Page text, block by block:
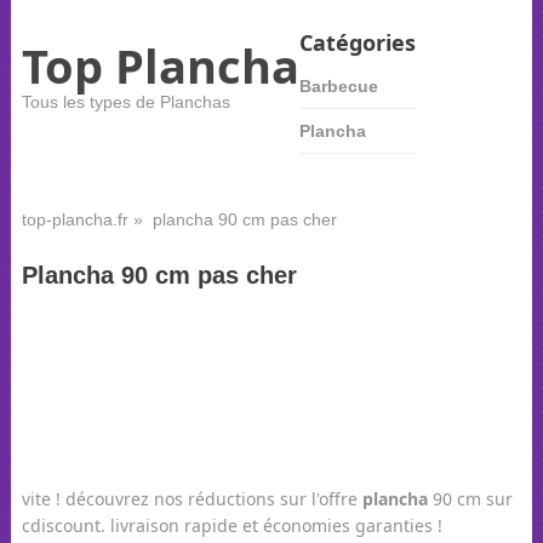
Top Plancha
Tous les types de Planchas
Catégories
Barbecue
Plancha
top-plancha.fr» plancha 90 cm pas cher
Plancha 90 cm pas cher
vite ! découvrez nos réductions sur l'offre plancha90 cm sur
cdiscount. livraison rapide et économies garanties !